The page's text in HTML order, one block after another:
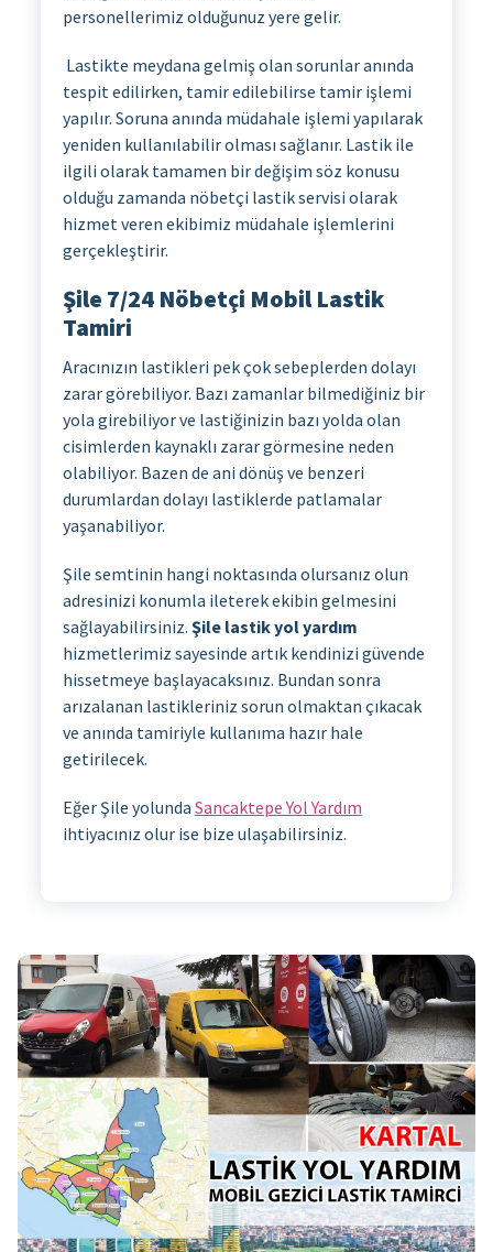
personellerimiz olduğunuz yere gelir.
Lastikte meydana gelmiş olan sorunlar anında
tespit edilirken, tamir edilebilirse tamir işlemi
yapılır. Soruna anında müdahale işlemi yapılarak
yeniden kullanılabilir olması sağlanır. Lastik ile
ilgili olarak tamamen bir değişim söz konusu
olduğu zamanda nöbetçi lastik servisi olarak
hizmet veren ekibimiz müdahale işlemlerini
gerçekleştirir.
Şile 7/24 Nöbetçi Mobil Lastik
Tamiri
Aracınızın lastikleri pek çok sebeplerden dolayı
zarar görebiliyor. Bazı zamanlar bilmediğiniz bir
yola girebiliyor ve lastiğinizin bazı yolda olan
cisimlerden kaynaklı zarar görmesine neden
olabiliyor. Bazen de ani dönüş ve benzeri
durumlardan dolayı lastiklerde patlamalar
yaşanabiliyor.
Şile semtinin hangi noktasında olursanız olun
adresinizi konumla ileterek ekibin gelmesini
sağlayabilirsiniz. Şile lastik yol yardım
hizmetlerimiz sayesinde artık kendinizi güvende
hissetmeye başlayacaksınız. Bundan sonra
arızalanan lastikleriniz sorun olmaktan çıkacak
ve anında tamiriyle kullanıma hazır hale
getirilecek.
Eğer Şile yolunda Sancaktepe Yol Yardım
ihtiyacınız olur ise bize ulaşabilirsiniz.